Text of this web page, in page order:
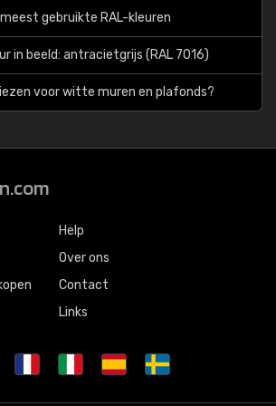
gebruikte RAL-kleuren
in beeld: antracietgrijs (RAL 7016)
voor witte muren en plafonds?
Help
Over ons
Contact
Links